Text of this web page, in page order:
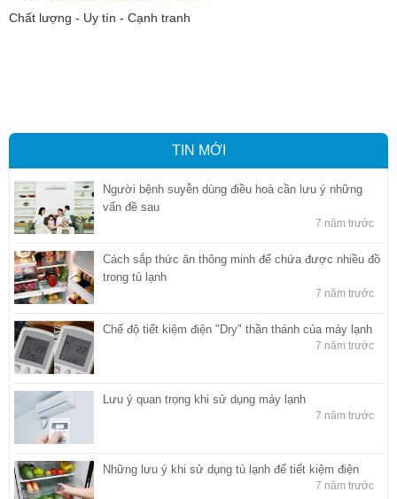
Chất lượng - Uy tín - Cạnh tranh
TIN MỚI
Người bệnh suyễn dùng điều hoà cần lưu ý những
vấn đề sau
7 năm trước
Cách sắp thức ăn thông minh để chứa được nhiều đồ
trong tủ lạnh
7 năm trước
Chế độ tiết kiệm điện "Dry" thần thánh của máy lạnh
7 năm trước
Lưu ý quan trọng khi sử dụng máy lạnh
7 năm trước
Những lưu ý khi sử dụng tủ lạnh để tiết kiệm điện
7 năm trước